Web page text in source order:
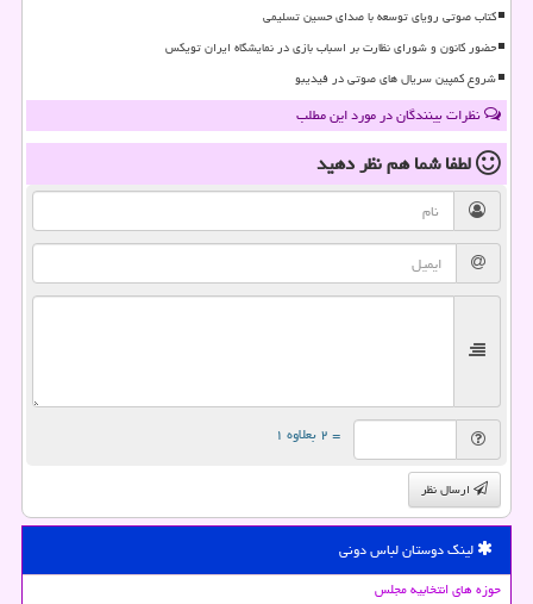
کتاب صوتی رویای توسعه با صدای حسین تسلیمی
حضور کانون و شورای نظارت بر اسباب بازی در نمایشگاه ایران تویکس
شروع کمپین سریال های صوتی در فیدیبو
نظرات بینندگان در مورد این مطلب
لطفا شما همنظر دهید
= ۲ بعلاوه ۱
ارسال نظر
لینک دوستان لباس دونی
حوزه های انتخابیه مجلس